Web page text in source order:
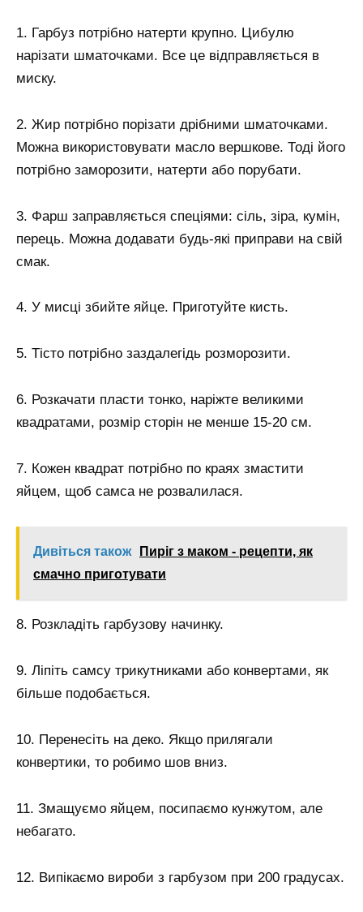
1. Гарбуз потрібно натерти крупно. Цибулю
нарізати шматочками. Все це відправляється в
миску.
2. Жир потрібно порізати дрібними шматочками.
Можна використовувати масло вершкове. Тоді його
потрібно заморозити, натерти або порубати.
3. Фарш заправляється спеціями: сіль, зіра, кумін,
перець. Можна додавати будь-які приправи на свій
смак.
4. У мисці збийте яйце. Приготуйте кисть.
5. Тісто потрібно заздалегідь розморозити.
6. Розкачати пласти тонко, наріжте великими
квадратами, розмір сторін не менше 15-20 см.
7. Кожен квадрат потрібно по краях змастити
яйцем, щоб самса не розвалилася.
Дивіться також
Пиріг з маком - рецепти, як
смачно приготувати
8. Розкладіть гарбузову начинку.
9. Ліпіть самсу трикутниками або конвертами, як
більше подобається.
10. Перенесіть на деко. Якщо прилягали
конвертики, то робимо шов вниз.
11. Змащуємо яйцем, посипаємо кунжутом, але
небагато.
12. Випікаємо вироби з гарбузом при 200 градусах.